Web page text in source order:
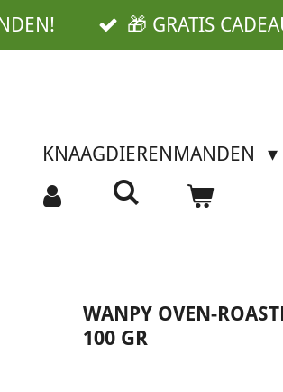
🎁 GRATIS
KNAAGDIERENMANDEN
WANPY OVEN-
100 GR